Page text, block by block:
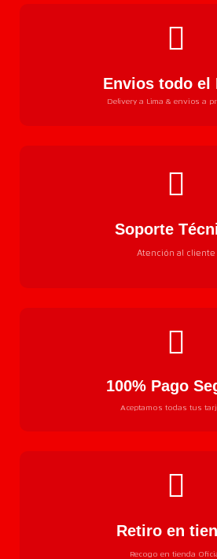
Envios todo el
Delivery a Lima & envios a
Soporte
Atención al cliente
100% Pago
Aceptamos todas tus
Retiro en
Recogo en tienda